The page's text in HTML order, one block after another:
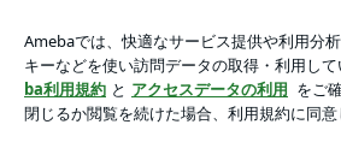
アプリをダウンロードして ブログの更新通知
ょう。